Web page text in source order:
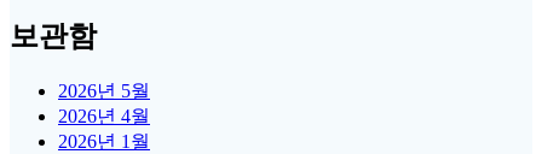
보관함
2026년 5월
2026년 4월
2026년 1월